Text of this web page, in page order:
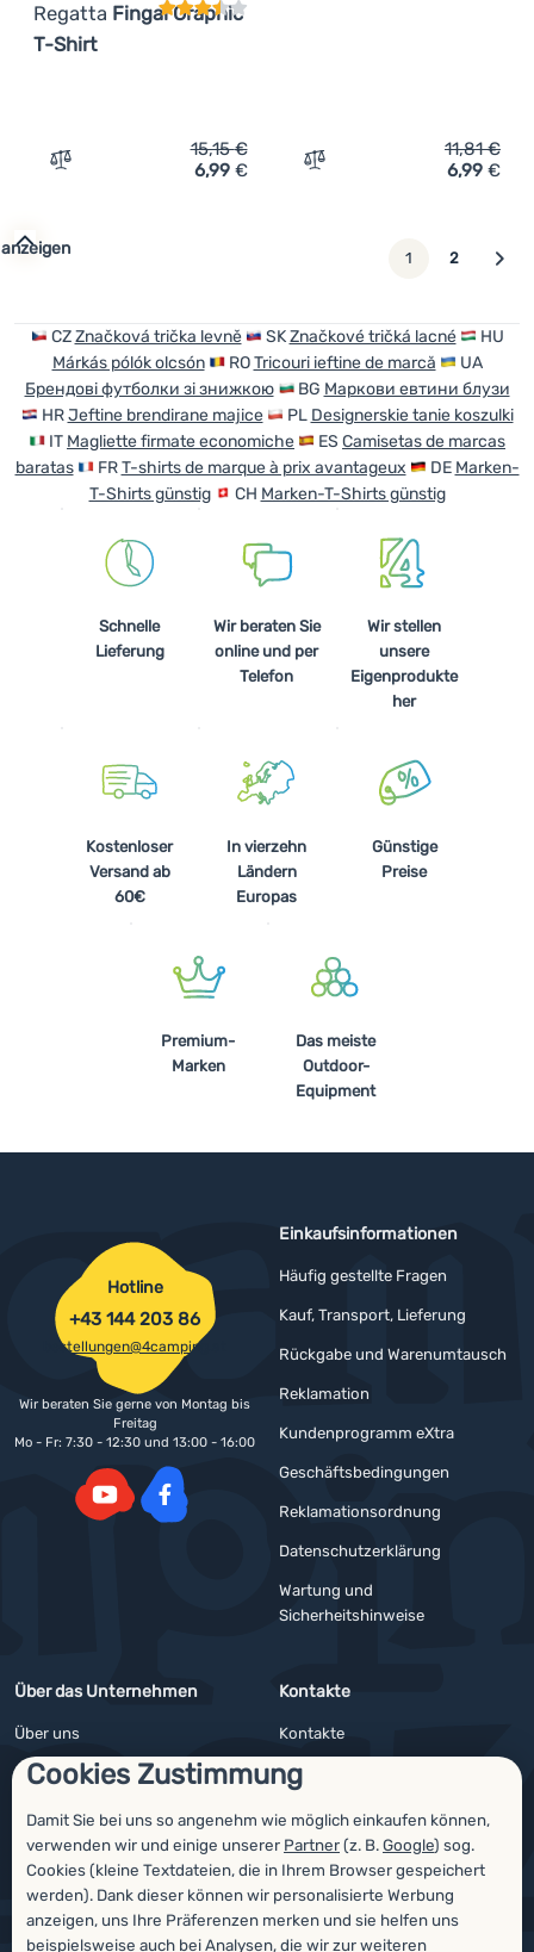
Cookies Zustimmung
Damit Sie bei uns so angenehm wie möglich einkaufen können,
verwenden wir und einige unserer Partner(z. B.Google) sog.
Cookies (kleine Textdateien, die in Ihrem Browser gespeichert
werden). Dank dieser können wir personalisierte Werbung
anzeigen, uns Ihre Präferenzen merken und sie helfen uns
beispielsweise auch bei Analysen, die wir zur weiteren
Regatta Fingal Graphic
T-Shirt
Zum Vergleich 'Herren-T-Shirt Regatta Fingal Graphic
15,15€
6,99 € Zum Vergleich 'Kinder-T-
11,81€
6,99 €
1 2 weiter
CZZnačková trička levně SKZnačkové tričká lacné
HU
Márkás pólók olcsón
ROTricouri ieftine de marcă
UA
Брендові футболки зі знижкою
BG Маркови евтини блузи
HRJeftine brendirane majice PL Designerskie tanie koszulki
IT Magliette firmate economiche ES Camisetas de marcas
baratas
FRT-shirts de marque à prix avantageux DE Marken-
T-Shirts günstig
CH Marken-T-Shirts günstig
Schnelle
Lieferung
Wir beraten Sie
online und per
Telefon
Wir stellen
unsere
Eigenprodukte
her
Kostenloser
Versand ab
60€
In vierzehn
Ländern
Europas
Günstige
Preise
Premium-
Marken
Das meiste
Outdoor-
Equipment
Einkaufsinformationen
Häufig gestellte Fragen
Kauf, Transport, Lieferung
Rückgabe und Warenumtausch
Reklamation
Kundenprogramm eXtra
Geschäftsbedingungen
Reklamationsordnung
Datenschutzerklärung
Wartung und
Sicherheitshinweise
Über das Unternehmen
Über uns
Impressum
4camping4nature
Unsere Tester
Kontakte
Kontakte
Angebote für Firmen und Vereine
Newsletter
Hotline
+43 144 203 86
bestellungen@4camping.at
Wir beraten Sie gerne von Montag bis
Freitag
Mo - Fr: 7:30 - 12:30 und 13:00 - 16:00